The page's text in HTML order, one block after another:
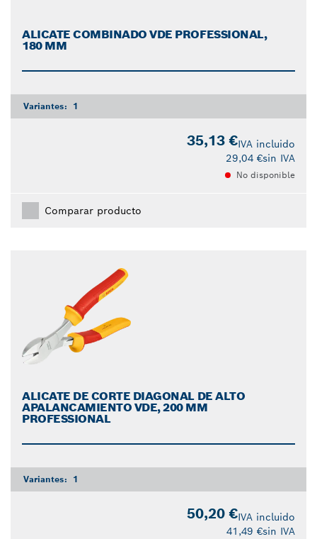
ALICATE COMBINADO VDE PROFESSIONAL,
180 MM
Variantes: 1
35,13 €IVA incluido
29,04 €sin IVA
No disponible
Comparar producto
ALICATE DE CORTE DIAGONAL DE ALTO
APALANCAMIENTO VDE, 200 MM
PROFESSIONAL
Variantes: 1
50,20 €IVA incluido
41,49 €sin IVA